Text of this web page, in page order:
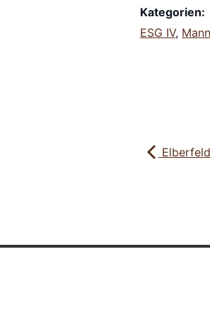
Kategorien:
ESG IV,